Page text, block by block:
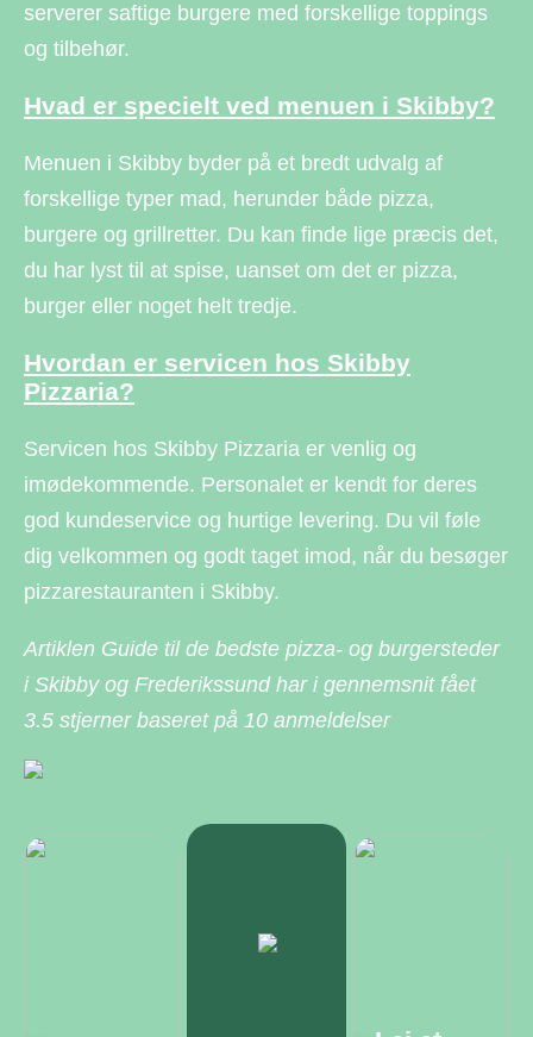
serverer saftige burgere med forskellige toppings
og tilbehør.
Hvad er specielt ved menuen i Skibby?
Menuen i Skibby byder på et bredt udvalg af
forskellige typer mad, herunder både pizza,
burgere og grillretter. Du kan finde lige præcis det,
du har lyst til at spise, uanset om det er pizza,
burger eller noget helt tredje.
Hvordan er servicen hos Skibby
Pizzaria?
Servicen hos Skibby Pizzaria er venlig og
imødekommende. Personalet er kendt for deres
god kundeservice og hurtige levering. Du vil føle
dig velkommen og godt taget imod, når du besøger
pizzarestauranten i Skibby.
Artiklen Guide til de bedste pizza- og burgersteder
i Skibby og Frederikssund har i gennemsnit fået
3.5 stjerner baseret på 10 anmeldelser